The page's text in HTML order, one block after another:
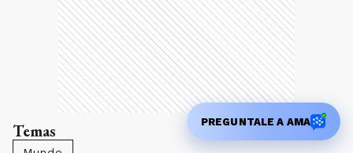
Temas PREGUNTALE A AMA